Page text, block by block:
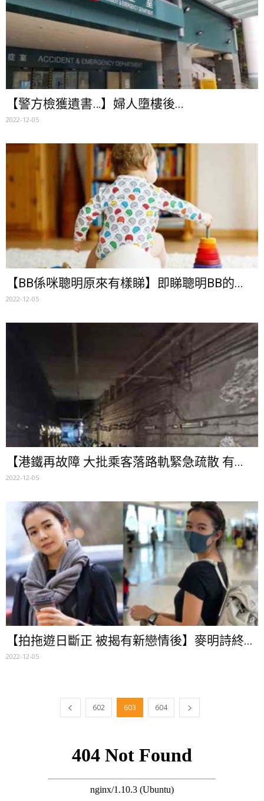
【警方檢獲遺書…】婦人墮樓後...
2022-12-05
【BB係咪聰明原來有樣睇】即睇聰明BB的...
2022-12-05
【港鐵再故障 大批乘客落路軌緊急疏散 有...
2022-12-05
【拍拖遊日斷正 被揭有新戀情後】麥明詩終...
2022-12-05
602 603 604